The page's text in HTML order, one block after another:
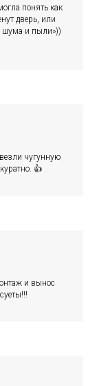
понять как
дверь, или
шума и пыли»))
чугунную
👍
и вынос